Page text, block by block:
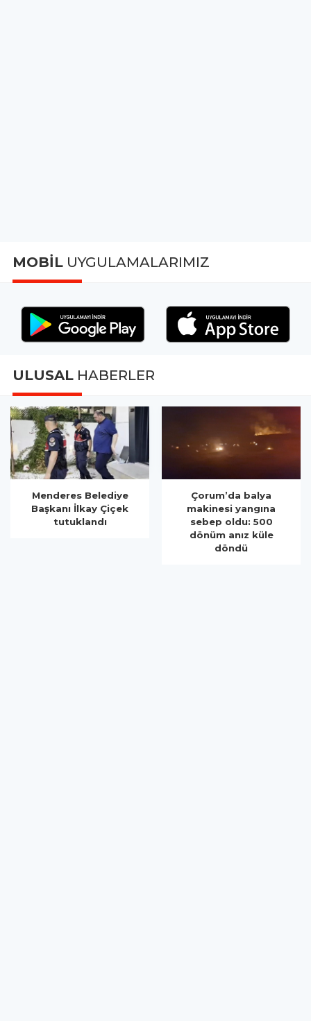
MOBİL UYGULAMALARIMIZ
ULUSAL HABERLER
Çorum’da balya
makinesi yangına
sebep oldu: 500
Rojin Kabaiş, Hiranur
Nilgün Aygar ve Kıvanç
Uman’ın ailelerini
hedef alam siber
zorbalara operasyon